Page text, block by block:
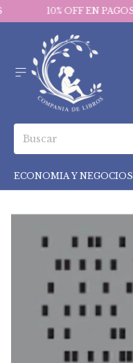
10% OFF EN
ECONOMIA Y NEGOCIOS